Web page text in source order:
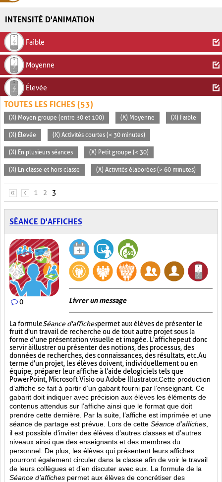
INTENSITÉ D'ANIMATION
Faible
Moyenne
Élevée
TOUTES LES FICHES (53)
(X) Moyen groupe (entre 30 et 100) (X) Moyenne (X) Faible
(X) Élevée (X) Activités courtes (< 30 minutes)
(X) En plusieurs séances (X) Petit groupe (< 30)
(X) En classe et hors classe (X) Activités élaborées (> 60 minutes)
PAGES
« ‹ 1 2 3
SÉANCE D'AFFICHES
0 Livrer un message
La formuleSéance d'affichespermet aux élèves de présenter le
fruit d'un travail de recherche ou de tout autre projet sous la
forme d'une présentation visuelle et imagée. L'affichepeut donc
servir à illustrer ou présenter des notions, des processus, des
données de recherches, des connaissances, des résultats, etc. Au
terme d'un projet, les élèves doivent, individuellement ou en
équipe, préparer leur affiche à l'aide de logiciels tels que
PowerPoint, Microsoft Visio ou Adobe Illustrator.Cette production
d’affiche se fait à partir d’un gabarit fourni par l’enseignant. Ce
gabarit doit indiquer avec précision aux élèves les éléments de
contenus attendus sur l’affiche ainsi que le format que doit
prendre cette dernière. Par la suite, l’affiche est imprimée et une
séance de partage est prévue. Lors de cette Séance d’affiches
il est possible d’inviter des élèves d’autres classes et d’autres
niveaux ainsi que des enseignants et des membres du
personnel. De plus, les élèves qui présentent leurs affiches
pourront également circuler dans la classe afin de voir le travail
de leurs collègues et d’en discuter avec eux. La formule de la
Séance d’affiches permet aux élèves de concrétiser des